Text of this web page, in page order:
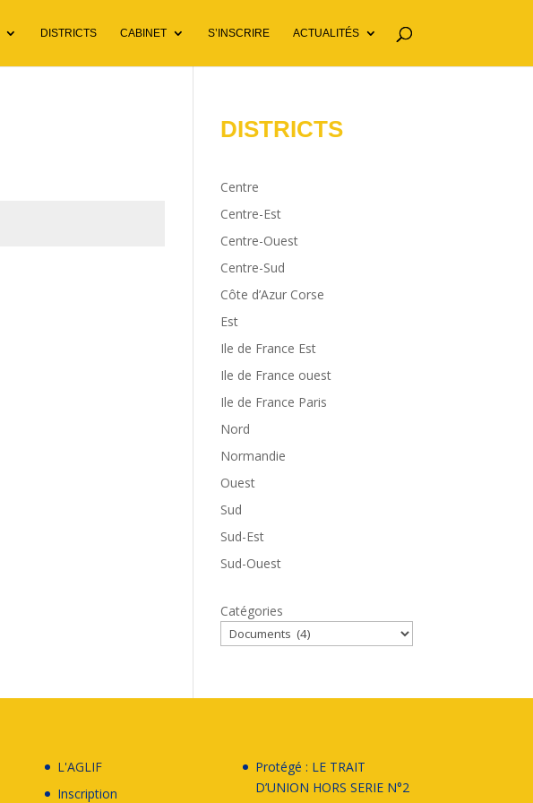
DISTRICTS CABINET S’INSCRIRE ACTUALITÉS
DISTRICTS
Centre
Centre-Est
Centre-Ouest
Centre-Sud
Côte d’Azur Corse
Est
Ile de France Est
Ile de France ouest
Ile de France Paris
Nord
Normandie
Ouest
Sud
Sud-Est
Sud-Ouest
Catégories
L'AGLIF
Inscription
Protégé : LE TRAIT
D’UNION HORS SERIE N°2